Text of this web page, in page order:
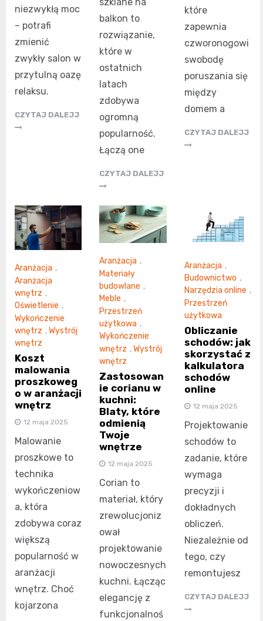
niezwykłą moc
– potrafi
zmienić
zwykły salon w
przytulną oazę
relaksu.
CZYTAJ DALEJJ
balkon to
rozwiązanie,
które w
ostatnich
latach
zdobywa
ogromną
popularność.
Łączą one
CZYTAJ DALEJJ
które
zapewnia
czworonogowi
swobodę
poruszania się
między
domem a
CZYTAJ DALEJJ
Aranżacja ,
Aranżacja
wnętrz ,
Oświetlenie ,
Wykończenie
wnętrz ,Wystrój
wnętrz
Koszt
malowania
proszkoweg
o w aranżacji
wnętrz
12 maja 2025
Malowanie
proszkowe to
technika
wykończeniow
a, która
zdobywa coraz
większą
popularność w
aranżacji
wnętrz. Choć
kojarzona
Aranżacja ,
Materiały
budowlane ,
Meble ,
Przestrzeń
użytkowa ,
Wykończenie
wnętrz ,Wystrój
wnętrz
Zastosowan
ie corianu w
kuchni:
Blaty, które
odmienią
Twoje
wnętrze
12 maja 2025
Corian to
materiał, który
zrewolucjoniz
ował
projektowanie
nowoczesnych
kuchni. Łącząc
elegancję z
funkcjonalnoś
Aranżacja ,
Budownictwo ,
Narzędzia online ,
Przestrzeń
użytkowa
Obliczanie
schodów: jak
skorzystać z
kalkulatora
schodów
online
12 maja 2025
Projektowanie
schodów to
zadanie, które
wymaga
precyzji i
dokładnych
obliczeń.
Niezależnie od
tego, czy
remontujesz
CZYTAJ DALEJJ